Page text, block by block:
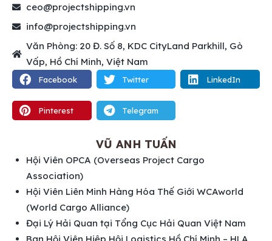
ceo@projectshipping.vn
info@projectshipping.vn
Văn Phòng: 20 Đ. Số 8, KDC CityLand Parkhill, Gò
Vấp, Hồ Chí Minh, Việt Nam
Facebook Twitter LinkedIn
Pinterest Telegram
VŨ ANH TUẤN
Hội Viên OPCA (Overseas Project Cargo
Association)
Hội Viên Liên Minh Hàng Hóa Thế Giới WCAworld
(World Cargo Alliance)
Đại Lý Hải Quan tại Tổng Cục Hải Quan Việt Nam
Ban Hội Viên Hiệp Hội Logistics Hồ Chí Minh – HLA